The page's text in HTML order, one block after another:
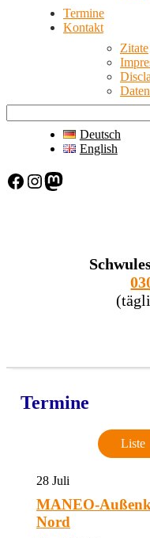
Termine
Kontakt
Zitate
Deutsch
English
Facebook Instagram Mastodon
Termine
Liste
28 Juli
MANEO-
Nord